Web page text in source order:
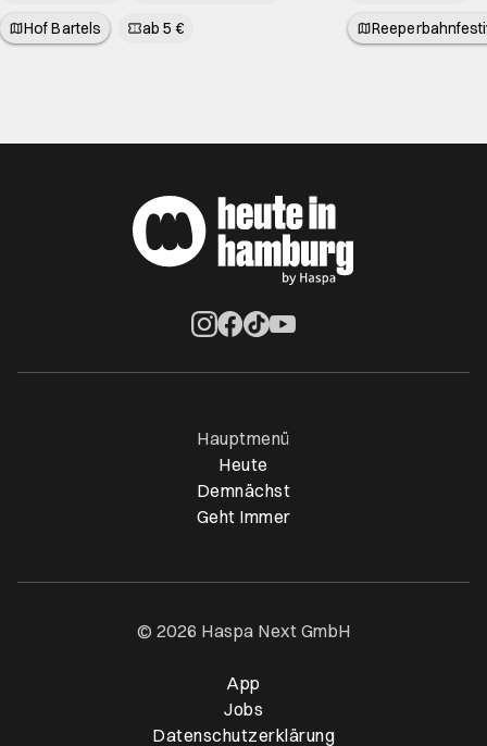
Hof Bartels
ab 5 €
Hauptmenü
Heute
Demnächst
Geht Immer
© 2026 Haspa Next GmbH
App
Jobs
Datenschutzerklärung